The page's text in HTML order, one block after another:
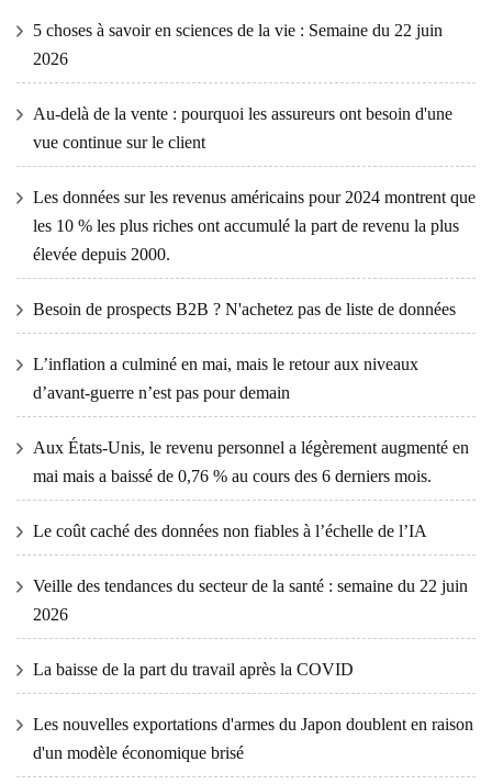
5 choses à savoir en sciences de la vie : Semaine du 22 juin
2026
Au-delà de la vente : pourquoi les assureurs ont besoin d'une
vue continue sur le client
Les données sur les revenus américains pour 2024 montrent que
les 10 % les plus riches ont accumulé la part de revenu la plus
élevée depuis 2000.
Besoin de prospects B2B ? N'achetez pas de liste de données
L’inflation a culminé en mai, mais le retour aux niveaux
d’avant-guerre n’est pas pour demain
Aux États-Unis, le revenu personnel a légèrement augmenté en
mai mais a baissé de 0,76 % au cours des 6 derniers mois.
Le coût caché des données non fiables à l’échelle de l’IA
Veille des tendances du secteur de la santé : semaine du 22 juin
2026
La baisse de la part du travail après la COVID
Les nouvelles exportations d'armes du Japon doublent en raison
d'un modèle économique brisé